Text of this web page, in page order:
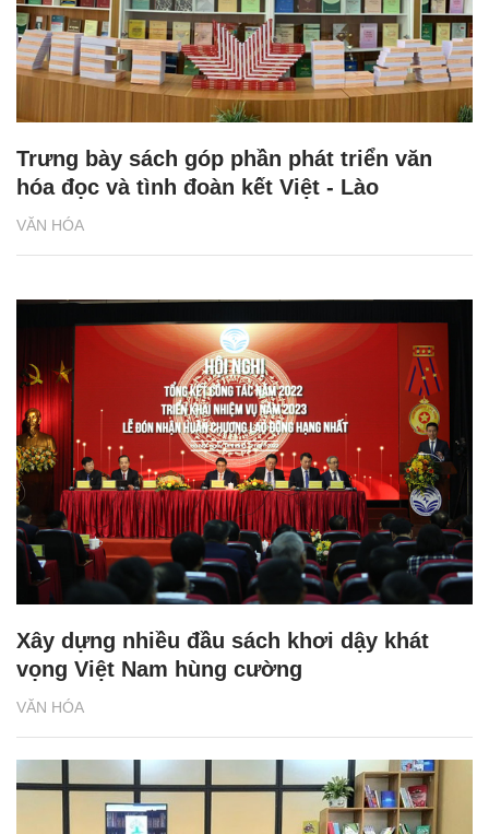
VĂN HÓA
Trưng bày sách góp phần phát triển văn
hóa đọc và tình đoàn kết Việt - Lào
VĂN HÓA
Xây dựng nhiều đầu sách khơi dậy khát
vọng Việt Nam hùng cường